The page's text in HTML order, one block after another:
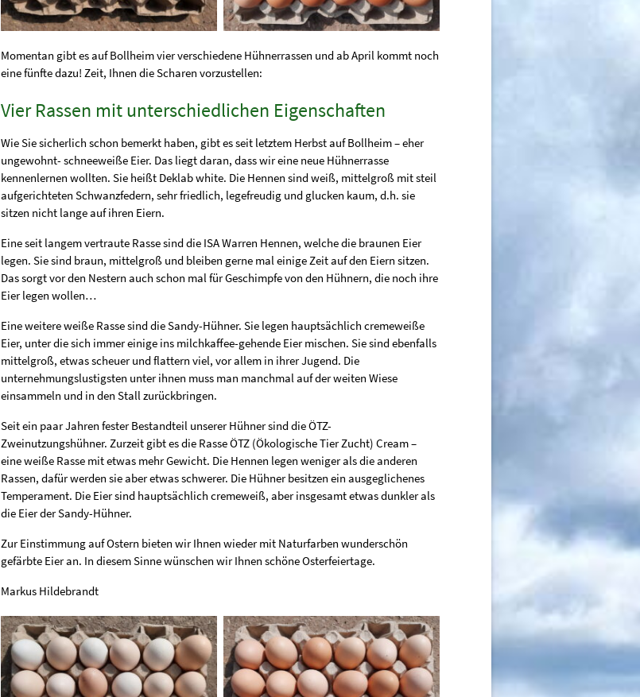
Momentan gibt es auf Bollheim vier verschiedene Hühnerrassen und ab April kommt noch
eine fünfte dazu! Zeit, Ihnen die Scharen vorzustellen:
Vier Rassen mit unterschiedlichen Eigenschaften
Wie Sie sicherlich schon bemerkt haben, gibt es seit letztem Herbst auf Bollheim – eher
ungewohnt- schneeweiße Eier. Das liegt daran, dass wir eine neue Hühnerrasse
kennenlernen wollten. Sie heißt Deklab white. Die Hennen sind weiß, mittelgroß mit steil
aufgerichteten Schwanzfedern, sehr friedlich, legefreudig und glucken kaum, d.h. sie
sitzen nicht lange auf ihren Eiern.
Eine seit langem vertraute Rasse sind die ISA Warren Hennen, welche die braunen Eier
legen. Sie sind braun, mittelgroß und bleiben gerne mal einige Zeit auf den Eiern sitzen.
Das sorgt vor den Nestern auch schon mal für Geschimpfe von den Hühnern, die noch ihre
Eier legen wollen…
Eine weitere weiße Rasse sind die Sandy-Hühner. Sie legen hauptsächlich cremeweiße
Eier, unter die sich immer einige ins milchkaffee-gehende Eier mischen. Sie sind ebenfalls
mittelgroß, etwas scheuer und flattern viel, vor allem in ihrer Jugend. Die
unternehmungslustigsten unter ihnen muss man manchmal auf der weiten Wiese
einsammeln und in den Stall zurückbringen.
Seit ein paar Jahren fester Bestandteil unserer Hühner sind die ÖTZ-
Zweinutzungshühner. Zurzeit gibt es die Rasse ÖTZ (Ökologische Tier Zucht) Cream –
eine weiße Rasse mit etwas mehr Gewicht. Die Hennen legen weniger als die anderen
Rassen, dafür werden sie aber etwas schwerer. Die Hühner besitzen ein ausgeglichenes
Temperament. Die Eier sind hauptsächlich cremeweiß, aber insgesamt etwas dunkler als
die Eier der Sandy-Hühner.
Zur Einstimmung auf Ostern bieten wir Ihnen wieder mit Naturfarben wunderschön
gefärbte Eier an. In diesem Sinne wünschen wir Ihnen schöne Osterfeiertage.
Markus Hildebrandt